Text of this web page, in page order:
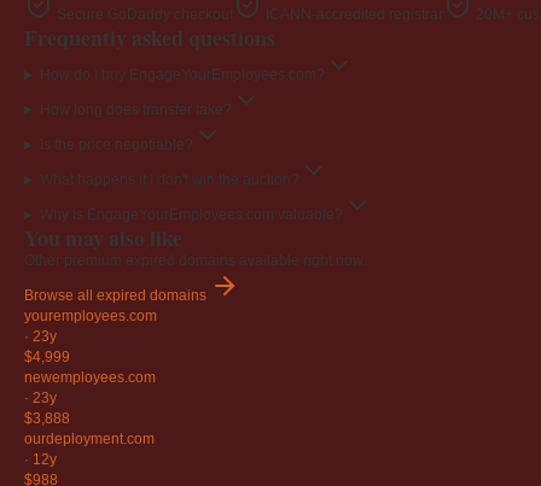
Secure GoDaddy checkout ICANN-accredited registrar 20M+
Frequently asked questions
How do I buy EngageYourEmployees.com?
How long does transfer take?
Is the price negotiable?
What happens if I don't win the auction?
Why is EngageYourEmployees.com valuable?
You may also like
Other premium expired domains available right now.
Browse all expired domains
youremployees.com
· 23y
$4,999
newemployees.com
· 23y
$3,888
ourdeployment.com
· 12y
$988